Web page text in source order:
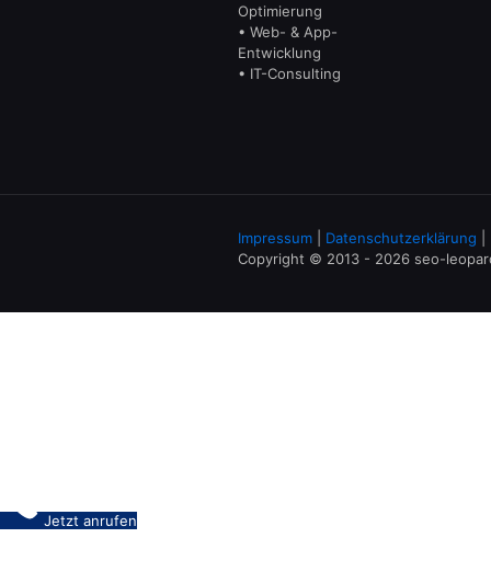
Optimierung
• Web- & App-
Entwicklung
• IT-Consulting
Impressum Datenschutzerklärung
Copyright © 2013 - 2026 seo-
Jetzt anrufen